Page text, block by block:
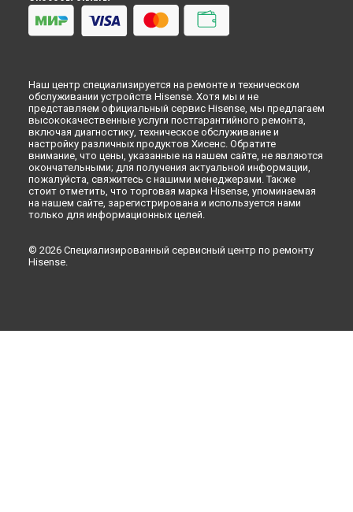
Наш центр специализируется на ремонте и техническом
обслуживании устройств Hisense. Хотя мы и не
представляем официальный сервис Hisense, мы предлагаем
высококачественные услуги постгарантийного ремонта,
включая диагностику, техническое обслуживание и
настройку различных продуктов Хисенс. Обратите
внимание, что цены, указанные на нашем сайте, не являются
окончательными; для получения актуальной информации,
пожалуйста, свяжитесь с нашими менеджерами. Также
стоит отметить, что торговая марка Hisense, упоминаемая
на нашем сайте, зарегистрирована и используется нами
только для информационных целей.
© 2026 Специализированный сервисный центр по ремонту
Hisense.